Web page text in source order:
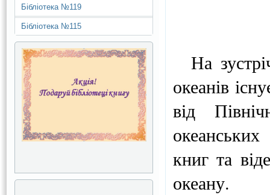
Бібліотека №119
Бібліотека №115
На
океанів
від
книг та
океану.